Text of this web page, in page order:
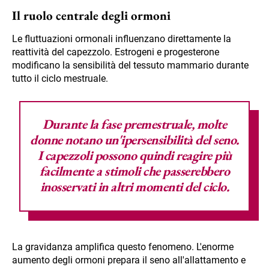
Il ruolo centrale degli ormoni
Le fluttuazioni ormonali influenzano direttamente la
reattività del capezzolo. Estrogeni e progesterone
modificano la sensibilità del tessuto mammario durante
tutto il ciclo mestruale.
Durante la fase premestruale, molte
donne notano un'ipersensibilità del seno.
I capezzoli possono quindi reagire più
facilmente a stimoli che passerebbero
inosservati in altri momenti del ciclo.
La gravidanza amplifica questo fenomeno. L'enorme
aumento degli ormoni prepara il seno all'allattamento e